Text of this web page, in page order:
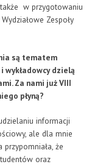
w przygotowaniu
Zespoły
są tematem
wykładowcy dzielą
Za nami już VIII
płyną?
informacji
ale dla mnie
że
oraz